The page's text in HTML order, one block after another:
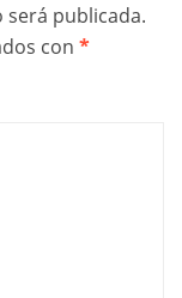
publicada.
con *